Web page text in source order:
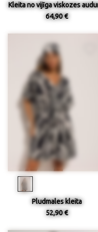
Kleita no vijīga viskozes
64,90 €
Pludmales kleita
52,90 €